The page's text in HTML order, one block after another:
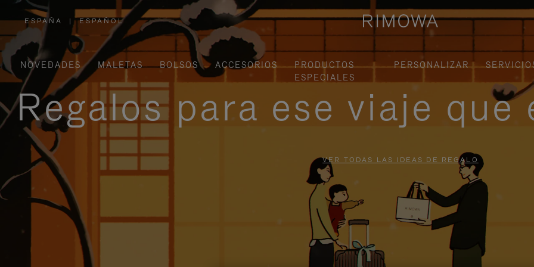
ESPAÑA
,
ELIGE
UBICACIÓN
| ESPAÑOL
NOVEDADES MALETAS BOLSOS ACCESORIOS
PRODUCTOS
ESPECIALES
PERSONALIZAR
Regalos para ese viaje
VER TODAS LAS IDEAS DE REGALO